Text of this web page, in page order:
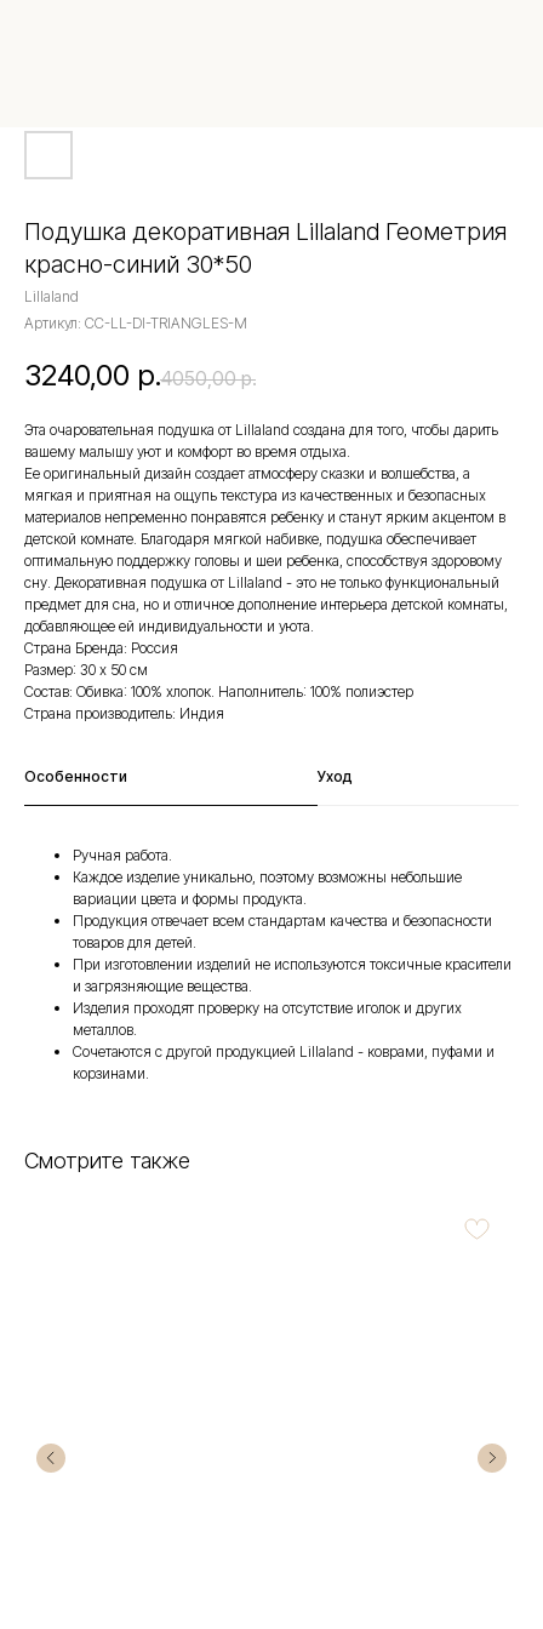
Подушка декоративная Lillaland Геометрия
красно-синий 30*50
Lillaland
Артикул: CC-LL-DI-TRIANGLES-M
3240,00 р.4050,00 р.
Эта очаровательная подушка от Lillaland создана для того, чтобы дарить
вашему малышу уют и комфорт во время отдыха.
Ее оригинальный дизайн создает атмосферу сказки и волшебства, а
мягкая и приятная на ощупь текстура из качественных и безопасных
материалов непременно понравятся ребенку и станут ярким акцентом в
детской комнате. Благодаря мягкой набивке, подушка обеспечивает
оптимальную поддержку головы и шеи ребенка, способствуя здоровому
сну. Декоративная подушка от Lillaland - это не только функциональный
предмет для сна, но и отличное дополнение интерьера детской комнаты,
добавляющее ей индивидуальности и уюта.
Страна Бренда: Россия
Размер: 30 х 50 см
Состав: Обивка: 100% хлопок. Наполнитель: 100% полиэстер
Страна производитель: Индия
Особенности Уход
Ручная работа.
Каждое изделие уникально, поэтому возможны небольшие
вариации цвета и формы продукта.
Продукция отвечает всем стандартам качества и безопасности
товаров для детей.
При изготовлении изделий не используются токсичные красители
и загрязняющие вещества.
Изделия проходят проверку на отсутствие иголок и других
металлов.
Сочетаются с другой продукцией Lillaland - коврами, пуфами и
корзинами.
Смотрите также